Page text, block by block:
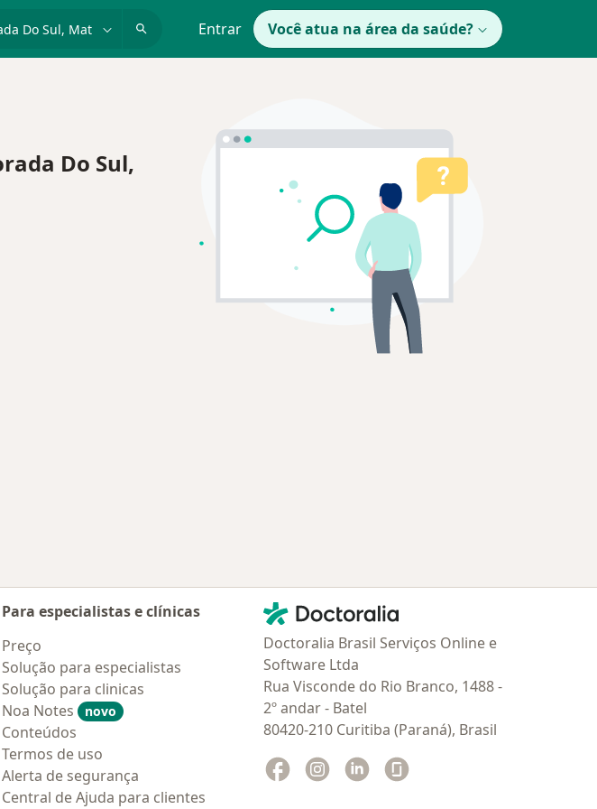
Entrar Você atua na área da saúde?
Do Sul,
Para especialistas e clínicas
Preço
Solução para especialistas
Solução para clinicas
Noa Notes
novo
Conteúdos
Termos de uso
Alerta de segurança
Central de Ajuda para clientes
Contato
Doctoralia - Homepage
Doctoralia Brasil Serviços Online e
Software Ltda
Rua Visconde do Rio Branco, 1488 -
2º andar - Batel
80420-210 Curitiba (Paraná), Brasil
Facebook
abre num novo separador
Instagram
abre num novo separador
Linkedin
abre num novo separador